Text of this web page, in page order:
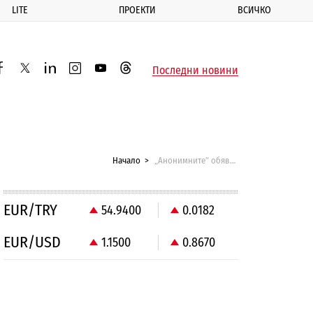
LITE ПРОЕКТИ ВСИЧКО
twitterlinkedininstagram
youtubethreadsПоследни новини
Начало „Анонимните” обявиха „тотална война” на Ислямска държава
EUR/TRY 54.9400 0.0182
EUR/USD 1.1500 0.8670